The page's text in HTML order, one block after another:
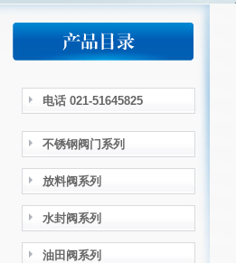
电话 021-51645825
不锈钢阀门系列
放料阀系列
水封阀系列
油田阀系列